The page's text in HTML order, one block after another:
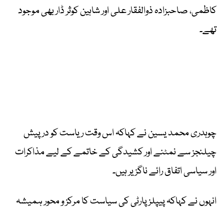
کاظمی، صاحبزادہ ذوالفقار علی اور شاہین کوثر ڈار بھی موجود
تھے۔
چوہدری محمد یسین نے کہاکہ اس وقت ریاست کو درپیش
چیلنجز سے نمٹنے اور کشیدگی کے خاتمے کے لیے مذاکرات
اور سیاسی اتفاق رائے ناگزیر ہیں۔
انہوں نے کہاکہ پیپلز پارٹی کی سیاست کا مرکز و محور ہمیشہ